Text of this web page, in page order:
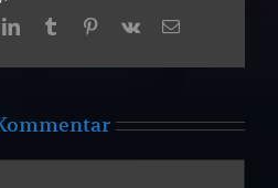
LinkedInTumblrPinterest
Vk
E-